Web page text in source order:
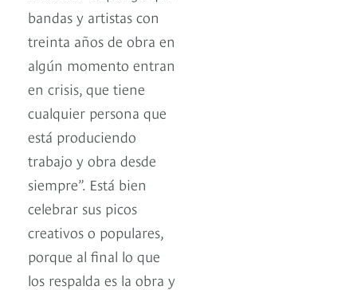
bandas y artistas con
treinta años de obra en
algún momento entran
en crisis, que tiene
cualquier persona que
está produciendo
trabajo y obra desde
siempre”. Está bien
celebrar sus picos
creativos o populares,
porque al final lo que
los respalda es la obra y